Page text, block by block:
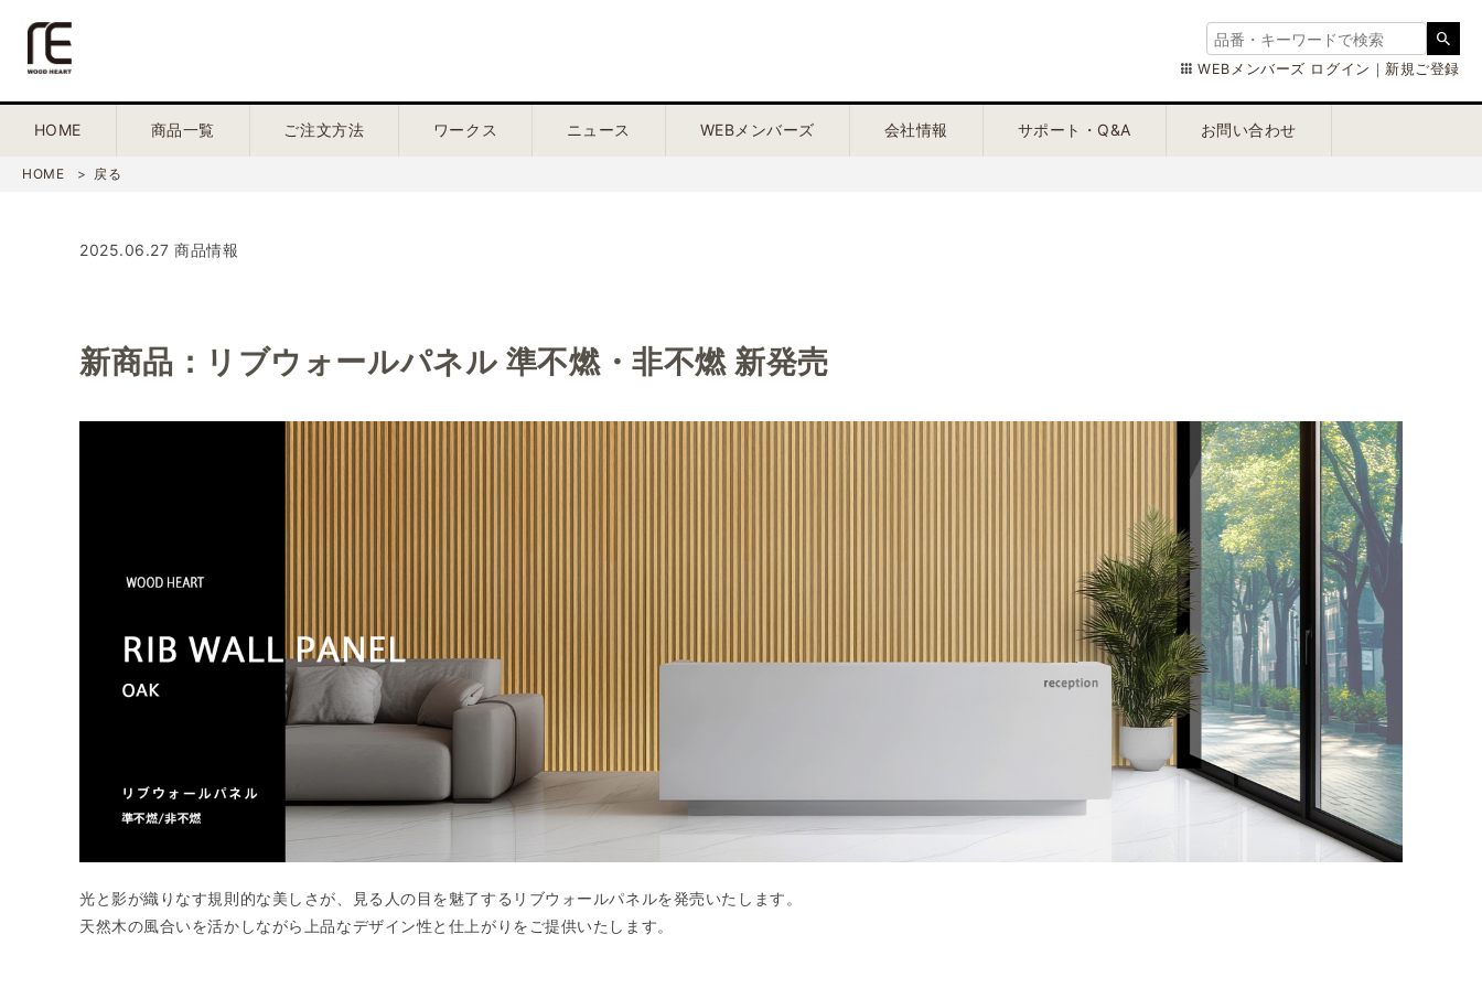
WEBメンバーズ ログイン ｜ 新規ご登録
HOME 商品一覧 ご注文方法 ワークス ニュース WEBメンバーズ 会社情報 サポート・Q&A お問い合わせ
HOME 戻る
2025.06.27 商品情報
新商品：リブウォールパネル 準不燃・非不燃 新発売
光と影が織りなす規則的な美しさが、見る人の目を魅了するリブウォールパネルを発売いたします。
天然木の風合いを活かしながら上品なデザイン性と仕上がりをご提供いたします。